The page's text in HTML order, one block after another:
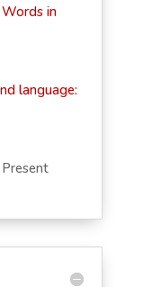
in
language: